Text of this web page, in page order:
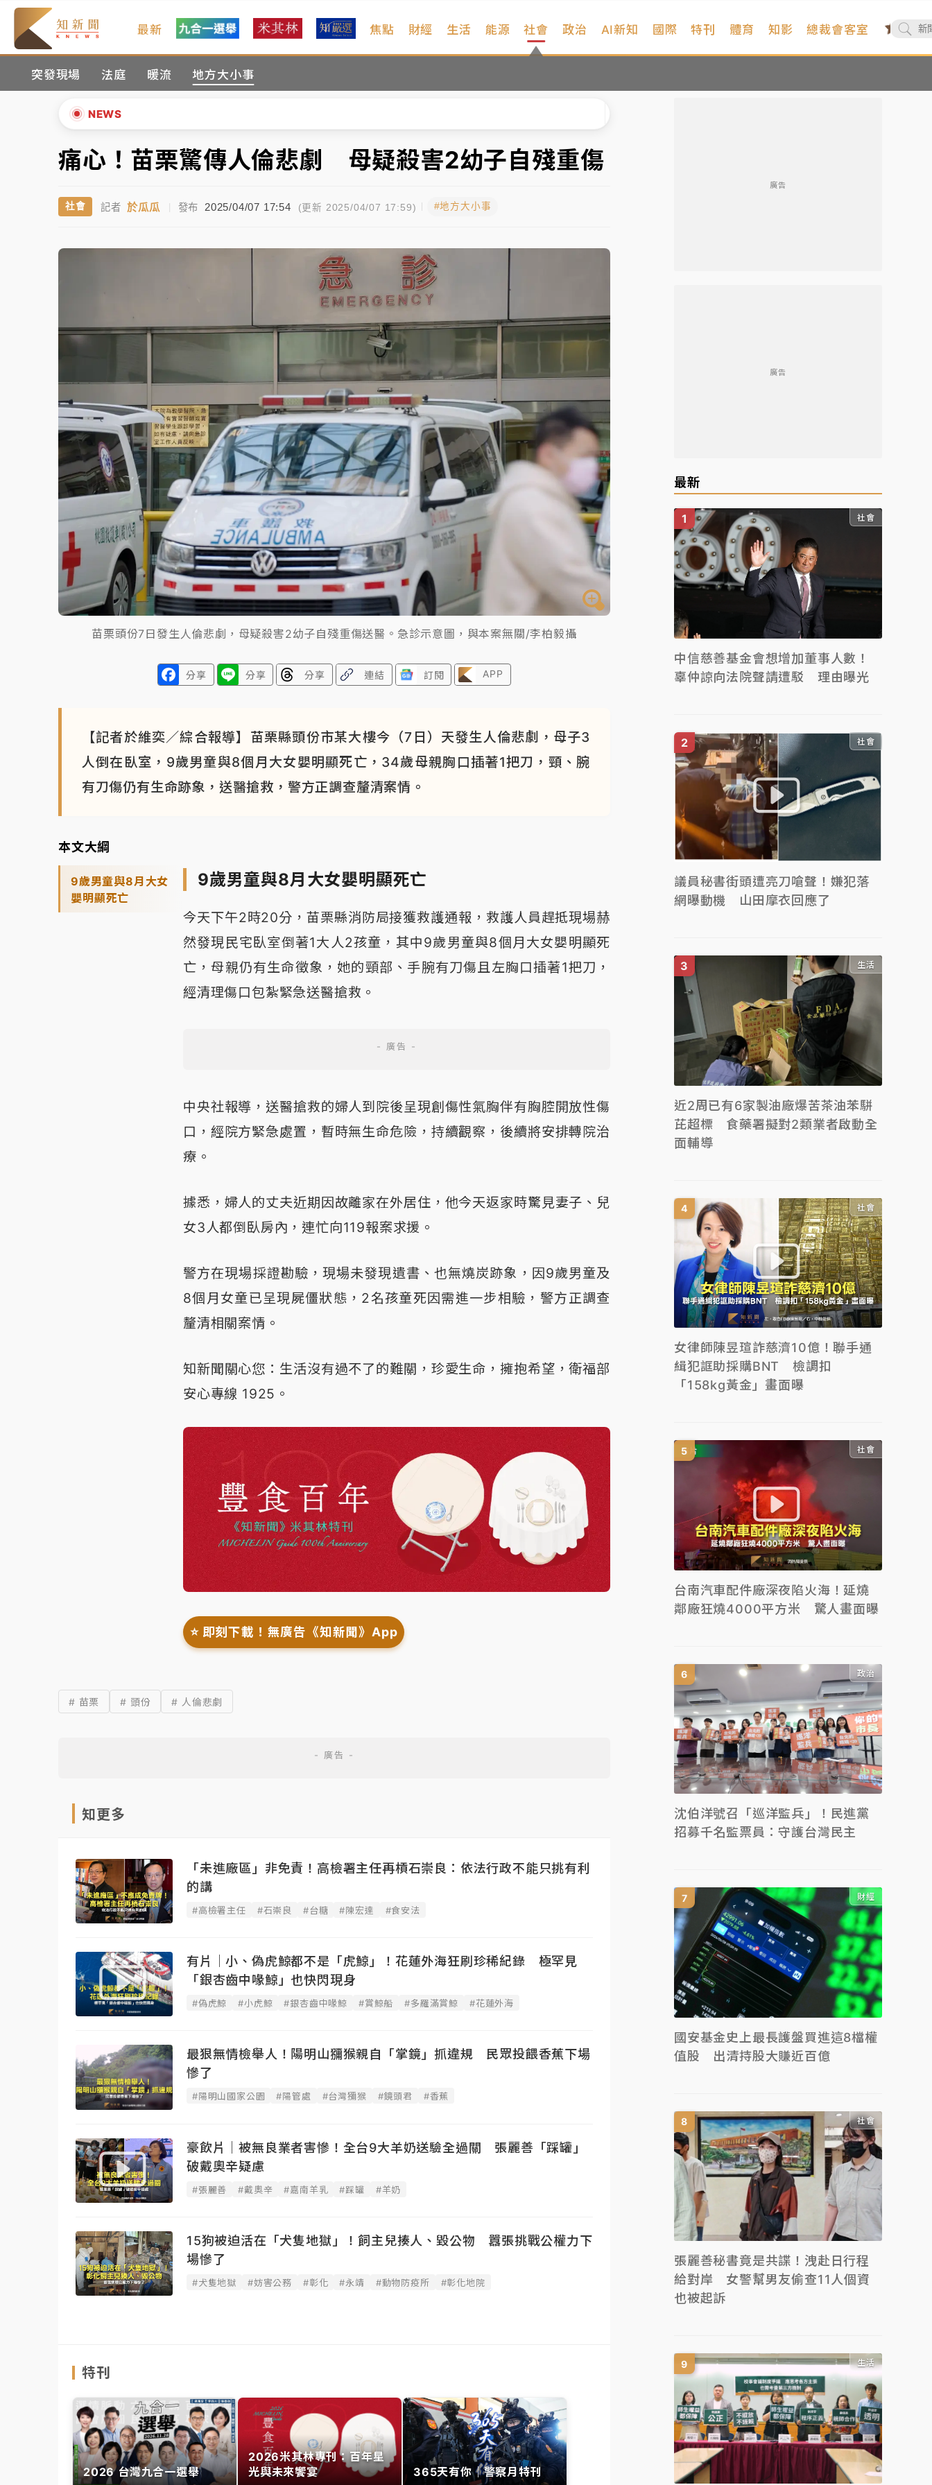
最新 焦點 財經 生活 能源 社會
突發現場 法庭 暖流 地方大小事
政治 AI新知 國際 特刊 體育 知影 總裁會客室
NEWS
台積電殺35元、台股跌近300點 被動元件、低軌衛星及載板皆走弱
中信慈善基金會想增加董事人數！辜仲諒向法院聲請遭駁 理由曝光
故宮《龍藏經》特展第2檔！今線上預約開賣一度塞車 周六起展出延長至晚上7時
父親節泡湯了！中颱白海豚雨彈轟3天 「紅到發紫」降雨熱區曝
台積電殺35元、台股跌近300點 被動元件、低軌衛星及載板皆走弱
中信慈善基金會想增加董事人數！辜仲諒向法院聲請遭駁 理由曝光
故宮《龍藏經》特展第2檔！今線上預約開賣一度塞車 周六起展出延長至晚上7時
台東農業處長涉圖利渡假村！東檢抗告成功 今重開羈押庭
父親節泡湯了！中颱白海豚雨彈轟3天 「紅到發紫」降雨熱區曝
▲
痛心！苗栗驚傳人倫悲劇 母疑殺害2幼子自殘重傷
社會 記者 於瓜瓜 | 發布 2025/04/07 17:54 (更新 2025/04/07 17:59) #地方大小事
苗栗頭份7日發生人倫悲劇，母疑殺害2幼子自殘重傷送醫。急診示意圖，與本案無關/李柏毅攝
分享 分享 分享 連結 訂閱 APP
【記者於維奕／綜合報導】苗栗縣頭份市某大樓今（7日）天發生人倫悲劇，母子3
人倒在臥室，9歲男童與8個月大女嬰明顯死亡，34歲母親胸口插著1把刀，頸、腕
有刀傷仍有生命跡象，送醫搶救，警方正調查釐清案情。
本文大綱
9歲男童與8月大女
嬰明顯死亡
9歲男童與8月大女嬰明顯死亡
今天下午2時20分，苗栗縣消防局接獲救護通報，救護人員趕抵現場赫
然發現民宅臥室倒著1大人2孩童，其中9歲男童與8個月大女嬰明顯死
亡，母親仍有生命徵象，她的頸部、手腕有刀傷且左胸口插著1把刀，
經清理傷口包紮緊急送醫搶救。
中央社報導，送醫搶救的婦人到院後呈現創傷性氣胸伴有胸腔開放性傷
口，經院方緊急處置，暫時無生命危險，持續觀察，後續將安排轉院治
療。
據悉，婦人的丈夫近期因故離家在外居住，他今天返家時驚見妻子、兒
女3人都倒臥房內，連忙向119報案求援。
警方在現場採證勘驗，現場未發現遺書、也無燒炭跡象，因9歲男童及
8個月女童已呈現屍僵狀態，2名孩童死因需進一步相驗，警方正調查
釐清相關案情。
知新聞關心您：生活沒有過不了的難關，珍愛生命，擁抱希望，衛福部
安心專線 1925。
⭐️ 即刻下載！無廣告《知新聞》App
# 苗栗 # 頭份 # 人倫悲劇
知更多
「未進廠區」非免責！高檢署主任再槓石崇良：依法行政不能只挑有利
的講
#高檢署主任 #石崇良 #台糖 #陳宏達 #食安法
有片｜小、偽虎鯨都不是「虎鯨」！花蓮外海狂刷珍稀紀錄 極罕見
「銀杏齒中喙鯨」也快閃現身
#偽虎鯨 #小虎鯨 #銀杏齒中喙鯨 #賞鯨船 #多羅滿賞鯨 #花蓮外海
最狠無情檢舉人！陽明山獼猴親自「掌鏡」抓違規 民眾投餵香蕉下場
慘了
#陽明山國家公園 #陽管處 #台灣獼猴 #鏡頭君 #香蕉
豪飲片｜被無良業者害慘！全台9大羊奶送驗全過關 張麗善「踩罐」
破戴奧辛疑慮
#張麗善 #戴奧辛 #嘉南羊乳 #踩罐 #羊奶
15狗被迫活在「犬隻地獄」！飼主兒揍人、毀公物 囂張挑戰公權力下
場慘了
#犬隻地獄 #妨害公務 #彰化 #永靖 #動物防疫所 #彰化地院
特刊
2026 台灣九合一選舉
2026米其林專刊：百年星
光與未來饗宴
365天有你｜警察月特刊
廣告
廣告
最新
社會
中信慈善基金會想增加董事人數！
辜仲諒向法院聲請遭駁 理由曝光
社會
議員秘書街頭遭亮刀嗆聲！嫌犯落
網曝動機 山田摩衣回應了
生活
近2周已有6家製油廠爆苦茶油苯駢
芘超標 食藥署擬對2類業者啟動全
面輔導
社會
女律師陳昱瑄詐慈濟10億！聯手通
緝犯誆助採購BNT 檢調扣
「158kg黃金」畫面曝
社會
台南汽車配件廠深夜陷火海！延燒
鄰廠狂燒4000平方米 驚人畫面曝
政治
沈伯洋號召「巡洋監兵」！民進黨
招募千名監票員：守護台灣民主
財經
國安基金史上最長護盤買進這8檔權
值股 出清持股大賺近百億
社會
張麗善秘書竟是共諜！洩赴日行程
給對岸 女警幫男友偷查11人個資
也被起訴
生活